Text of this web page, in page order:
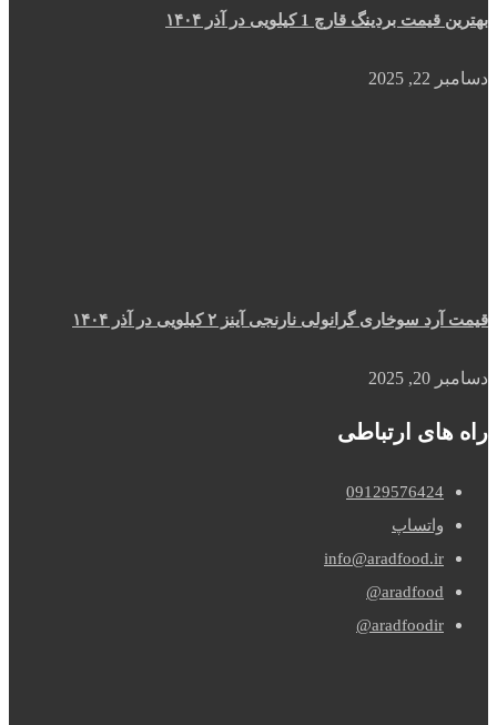
بهترین قیمت بردینگ قارچ 1 کیلویی در آذر ۱۴۰۴
دسامبر 22, 2025
قیمت آرد سوخاری گرانولی نارنجی آینز ۲ کیلویی در آذر ۱۴۰۴
دسامبر 20, 2025
راه های ارتباطی
09129576424
واتساپ
info@aradfood.ir
aradfood@
aradfoodir@